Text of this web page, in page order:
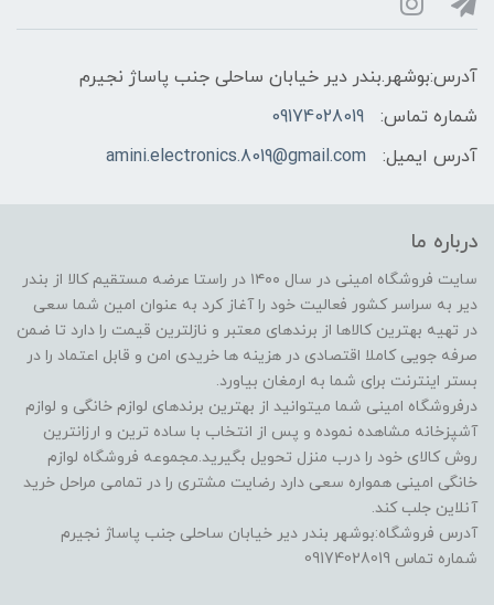
آدرس:بوشهر.بندر دیر خیابان ساحلی جنب پاساژ نجیرم
شماره تماس:
09174028019
آدرس ایمیل:
amini.electronics.8019@gmail.com
درباره ما
سایت فروشگاه امینی در سال ۱۴۰۰ در راستا عرضه مستقیم کالا از بندر
دیر به سراسر کشور فعالیت خود را آغاز کرد به عنوان امین شما سعی
در تهیه بهترین کالاها از برندهای معتبر و نازلترین قیمت را دارد تا ضمن
صرفه جویی کاملا اقتصادی در هزینه ها خریدی امن و قابل اعتماد را در
بستر اینترنت برای شما به ارمغان بیاورد.
درفروشگاه امینی شما میتوانید از بهترین برندهای لوازم خانگی و لوازم
آشپزخانه مشاهده نموده و پس از انتخاب با ساده ترین و ارزانترین
روش کالای خود را درب منزل تحویل بگیرید.مجموعه فروشگاه لوازم
خانگی امینی همواره سعی دارد رضایت مشتری را در تمامی مراحل خرید
آنلاین جلب کند.
آدرس فروشگاه:بوشهر بندر دیر خیابان ساحلی جنب پاساژ نجیرم
شماره تماس 09174028019